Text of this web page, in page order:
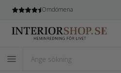
Omdömena